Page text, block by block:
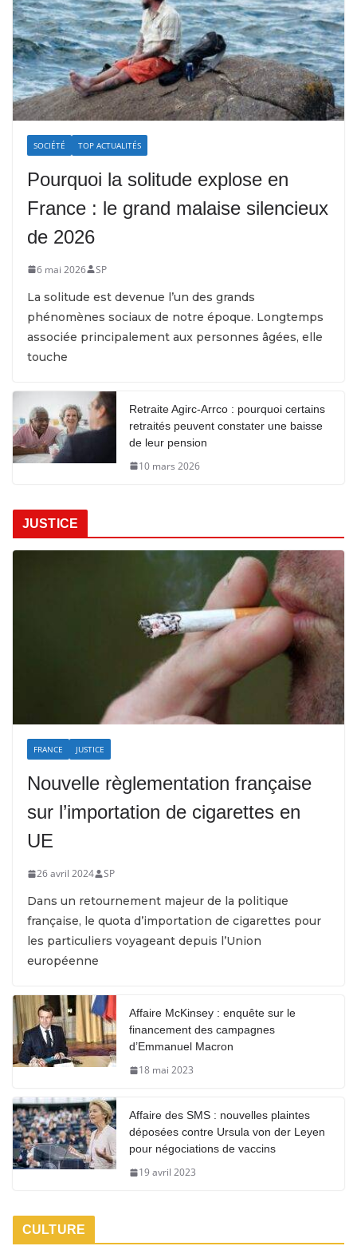
SOCIÉTÉ TOP ACTUALITÉS
Pourquoi la solitude explose en
France : le grand malaise silencieux
de 2026
6 mai 2026 SP
La solitude est devenue l’un des grands
phénomènes sociaux de notre époque. Longtemps
associée principalement aux personnes âgées, elle
touche
Retraite Agirc-Arrco : pourquoi certains
retraités peuvent constater une baisse
de leur pension
10 mars 2026
JUSTICE
FRANCE JUSTICE
Nouvelle règlementation française
sur l’importation de cigarettes en
UE
26 avril 2024 SP
Dans un retournement majeur de la politique
française, le quota d’importation de cigarettes pour
les particuliers voyageant depuis l’Union
européenne
Affaire McKinsey : enquête sur le
financement des campagnes
d’Emmanuel Macron
18 mai 2023
Affaire des SMS : nouvelles plaintes
déposées contre Ursula von der Leyen
pour négociations de vaccins
19 avril 2023
CULTURE